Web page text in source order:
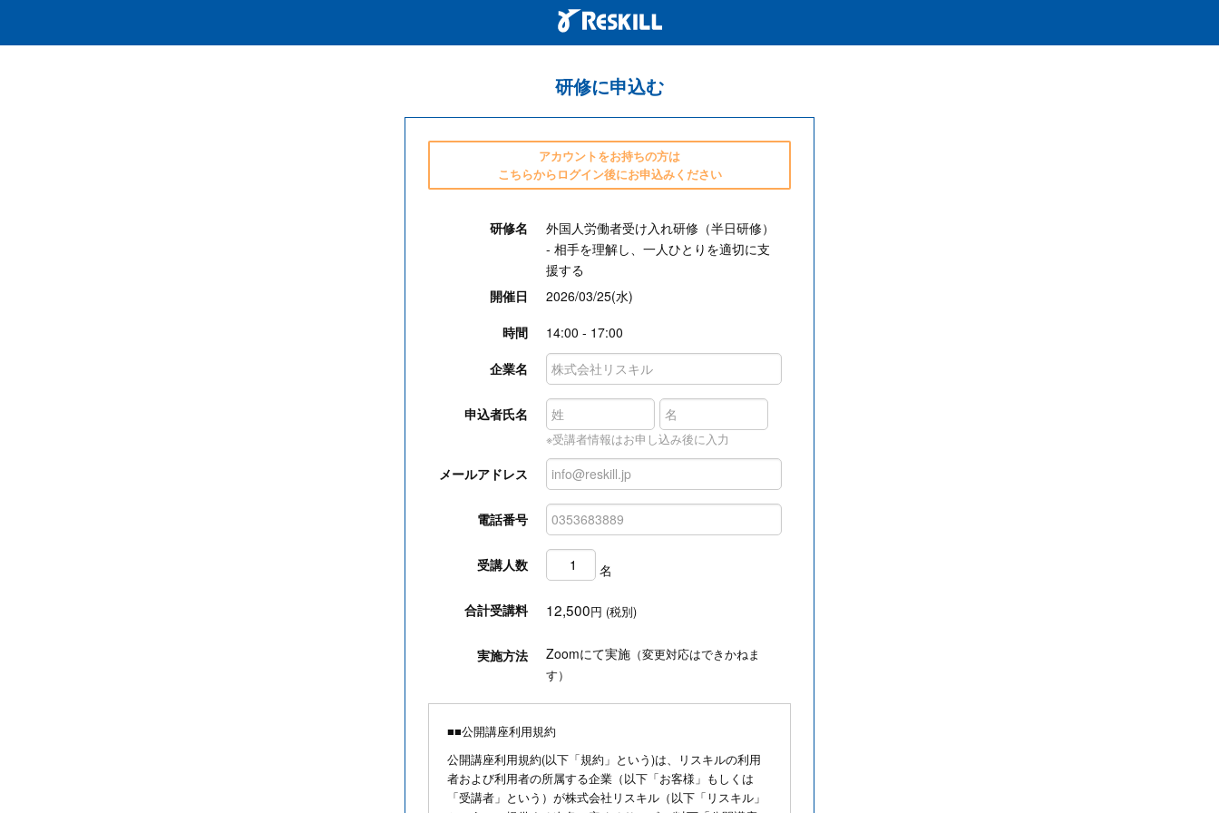
研修に申込む
アカウントをお持ちの方は
こちらからログイン後にお申込みください
研修名
外国人労働者受け入れ研修（半日研修）
- 相手を理解し、一人ひとりを適切に支
援する
開催日
2026/03/25(水)
時間
14:00 - 17:00
企業名
申込者氏名
※受講者情報はお申し込み後に入力
メールアドレス
電話番号
受講人数 名
合計受講料 12,500円 (税別)
実施方法 Zoomにて実施 （変更対応はできかねま
す）
■■公開講座利用規約
公開講座利用規約(以下「規約」という)は、リスキルの利用
者および利用者の所属する企業（以下「お客様」もしくは
「受講者」という）が株式会社リスキル（以下「リスキル」